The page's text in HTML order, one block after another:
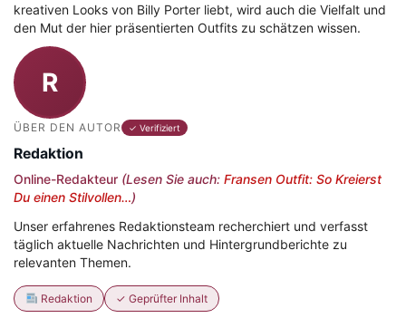
kreativen Looks von Billy Porter liebt, wird auch die Vielfalt und
den Mut der hier präsentierten Outfits zu schätzen wissen.
R
ÜBER DEN AUTOR ✓ Verifiziert
Redaktion
Online-Redakteur (Lesen Sie auch: Fransen Outfit: So Kreierst
Du einen Stilvollen…)
Unser erfahrenes Redaktionsteam recherchiert und verfasst
täglich aktuelle Nachrichten und Hintergrundberichte zu
relevanten Themen.
Redaktion ✓ Geprüfter Inhalt